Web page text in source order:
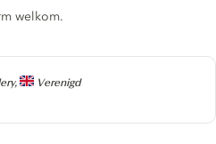
Verenigd
welkom.